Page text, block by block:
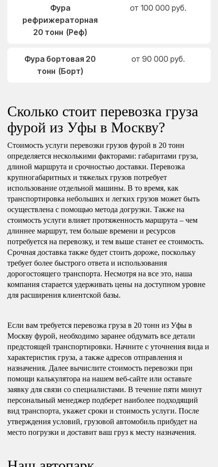
Фура
рефрижераторная
20 тонн (Реф)
от 100 000 руб.
Фура бортовая 20
тонн (Борт)
от 90 000 руб.
Сколько стоит перевозка груза
фурой из Уфы в Москву?
Стоимость услуги перевозки грузов фурой в 20 тонн
определяется несколькими факторами: габаритами груза,
длиной маршрута и срочностью доставки. Перевозка
крупногабаритных и тяжелых грузов потребует
использование отдельной машины. В то время, как
транспортировка небольших и легких грузов может быть
осуществлена с помощью метода догрузки. Также на
стоимость услуги влияет протяженность маршрута – чем
длиннее маршрут, тем больше времени и ресурсов
потребуется на перевозку, и тем выше станет ее стоимость.
Срочная доставка также будет стоить дороже, поскольку
требует более быстрого ответа и использования
дорогостоящего транспорта. Несмотря на все это, наша
компания старается удерживать цены на доступном уровне
для расширения клиентской базы.
Если вам требуется перевозка груза в 20 тонн из Уфы в
Москву фурой, необходимо заранее обдумать все детали
предстоящей транспортировки. Начните с уточнения вида и
характеристик груза, а также адресов отправления и
назначения. Далее вычислите стоимость перевозки при
помощи калькулятора на нашем веб-сайте или оставьте
заявку для связи со специалистами. В течение пяти минут
персональный менеджер подберет наиболее подходящий
вид транспорта, укажет сроки и стоимость услуги. После
утверждения условий, грузовой автомобиль прибудет на
место погрузки и доставит ваш груз к месту назначения.